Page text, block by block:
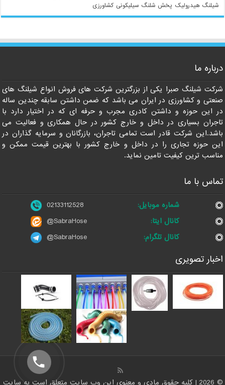
شیلنگ هیدرولیک پخش شلنگ سیلیکونی کشاورزی
درباره ما
شرکت شیلنگ صبرا یکی از بزرگترین شرکت های فروش انواع شیلنگ های
صنعتی و کشاورزی در ایران می باشد که ضمن داشتن سابقه چندین ساله
در این حوزه و داشتن کادری مجرب و حرفه ای که در اختیار دارد با
تاجران بسیاری در داخل و خارج کشور در حال همکاری و فعالیت می
باشد.این شرکت قادر است تمامی تاجران، بازرگانان و سرمایه گذاران در
این حوزه تجاری را در داخل و خارج کشور با بهترین قیمت ممکن و
مناسب ترین کیفیت تامین نماید.
تماس با ما
شماره موبایل:
02133112528
کانال ایتا:
@SabraHose
کانال تلگرام:
@SabraHose
اخبار تصویری
© 2026 | کلیه حقوق مادی و معنوی این وب سایت متعلق است به سایت